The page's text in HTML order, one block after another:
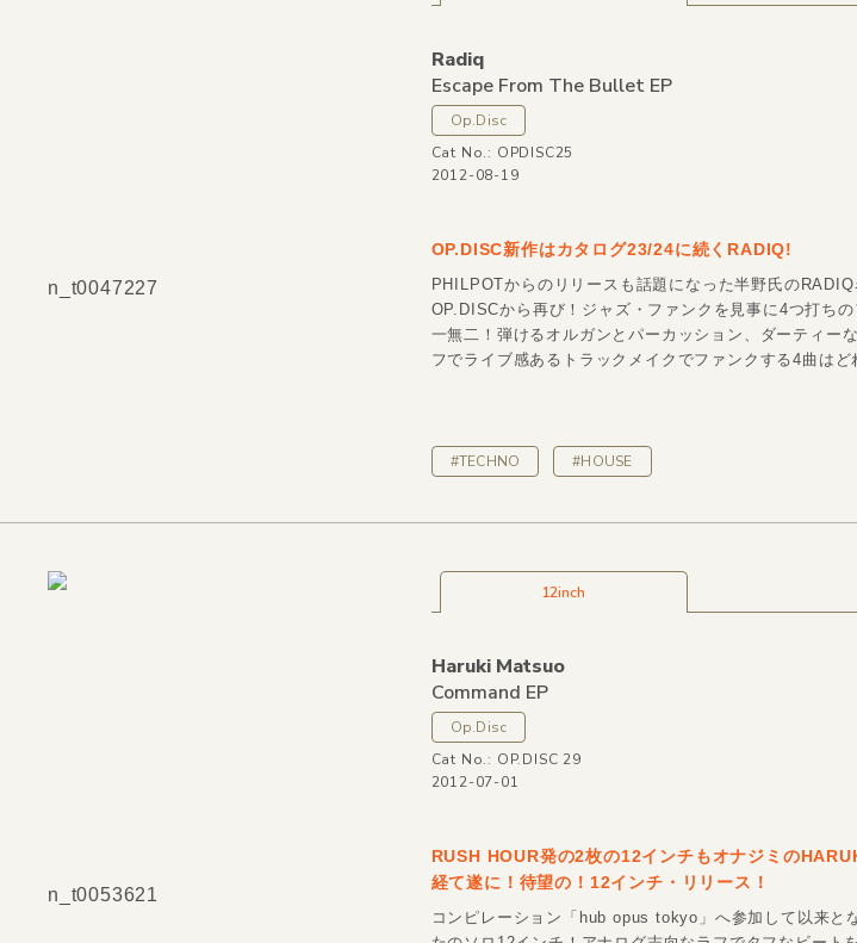
n_t0047227
Radiq
Escape From The Bullet EP
Op.Disc
Cat No.: OPDISC25
2012-08-19
OP.DISC新作はカタログ23/24に続くRADIQ!
PHILPOTからのリリースも話題になった半野氏の
OP.DISCから再び！ジャズ・ファンクを見事に4つ打ち
一無二！弾けるオルガンとパーカッション、ダーティー
フでライブ感あるトラックメイクでファンクする4曲は
#TECHNO #HOUSE
n_t0053621
12inch
Haruki Matsuo
Command EP
Op.Disc
Cat No.: OP.DISC 29
2012-07-01
RUSH HOUR発の2枚の12インチもオナジミの
経て遂に！待望の！12インチ・リリース！
コンピレーション「hub opus tokyo」へ参加して以来と